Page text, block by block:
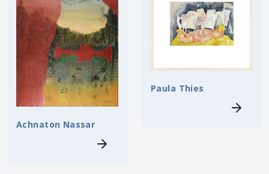
Achnaton Nassar
Paula Thies